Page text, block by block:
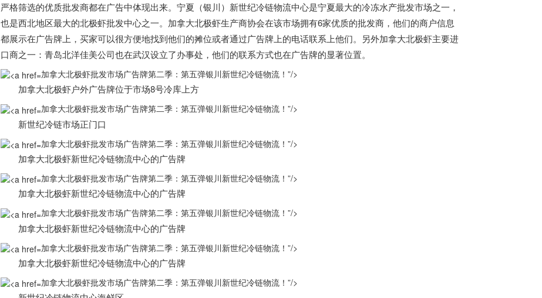
严格筛选的优质批发商都在广告中体现出来。 宁夏（银川）新世纪冷链物流中心是宁夏最大的冷冻水产批发市场之一，
也是西北地区最大的北极虾批发中心之一。 加拿大北极虾生产商协会在该市场拥有6家优质的批发商，他们的商户信息
都展示在广告牌上，买家可以很方便地找到他们的摊位或者通过广告牌上的电话联系上他们。另外加拿大北极虾主要进
口商之一：青岛北洋佳美公司也在武汉设立了办事处，他们的联系方式也在广告牌的显著位置。
加拿大北极虾批发市场广告牌第二季：第五弹银川新世纪冷链物流！”/>
加拿大北极虾户外广告牌位于市场8号冷库上方
加拿大北极虾批发市场广告牌第二季：第五弹银川新世纪冷链物流！”/>
新世纪冷链市场正门口
加拿大北极虾批发市场广告牌第二季：第五弹银川新世纪冷链物流！”/>
加拿大北极虾新世纪冷链物流中心的广告牌
加拿大北极虾批发市场广告牌第二季：第五弹银川新世纪冷链物流！”/>
加拿大北极虾新世纪冷链物流中心的广告牌
加拿大北极虾批发市场广告牌第二季：第五弹银川新世纪冷链物流！”/>
加拿大北极虾新世纪冷链物流中心的广告牌
加拿大北极虾批发市场广告牌第二季：第五弹银川新世纪冷链物流！”/>
加拿大北极虾新世纪冷链物流中心的广告牌
加拿大北极虾批发市场广告牌第二季：第五弹银川新世纪冷链物流！”/>